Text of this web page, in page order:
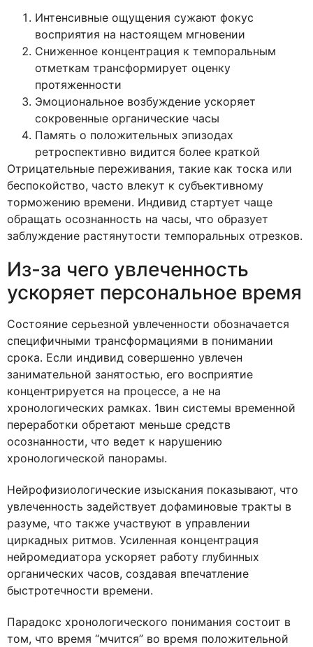
Интенсивные ощущения сужают фокус
восприятия на настоящем мгновении
Сниженное концентрация к темпоральным
отметкам трансформирует оценку
протяженности
Эмоциональное возбуждение ускоряет
сокровенные органические часы
Память о положительных эпизодах
ретроспективно видится более краткой
Отрицательные переживания, такие как тоска или
беспокойство, часто влекут к субъективному
торможению времени. Индивид стартует чаще
обращать осознанность на часы, что образует
заблуждение растянутости темпоральных отрезков.
Из-за чего увлеченность
ускоряет персональное время
Состояние серьезной увлеченности обозначается
специфичными трансформациями в понимании
срока. Если индивид совершенно увлечен
занимательной занятостью, его восприятие
концентрируется на процессе, а не на
хронологических рамках. 1вин системы временной
переработки обретают меньше средств
осознанности, что ведет к нарушению
хронологической панорамы.
Нейрофизиологические изыскания показывают, что
увлеченность задействует дофаминовые тракты в
разуме, что также участвуют в управлении
циркадных ритмов. Усиленная концентрация
нейромедиатора ускоряет работу глубинных
органических часов, создавая впечатление
быстротечности времени.
Парадокс хронологического понимания состоит в
том, что время “мчится” во время положительной